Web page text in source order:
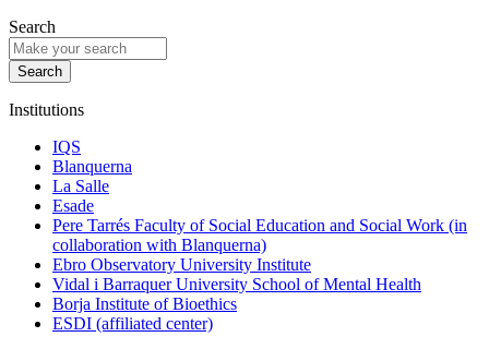
Search
Institutions
IQS
Blanquerna
La Salle
Esade
Pere Tarrés Faculty of Social Education and Social Work (in
collaboration with Blanquerna)
Ebro Observatory University Institute
Vidal i Barraquer University School of Mental Health
Borja Institute of Bioethics
ESDI (affiliated center)